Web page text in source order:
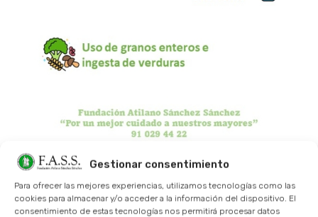
Gestionar consentimiento
Para ofrecer las mejores experiencias, utilizamos tecnologías como las
cookies para almacenar y/o acceder a la información del dispositivo. El
consentimiento de estas tecnologías nos permitirá procesar datos
Consejos prácticos
para los cuidadores